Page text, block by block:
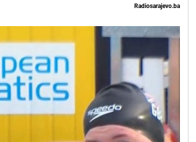
Radiosarajevo.ba